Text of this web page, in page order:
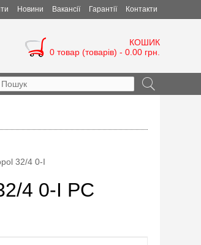
Новини Вакансії Гарантії Контакти
КОШИК
0 товар (товарів) - 0.00 грн.
32/4 0-I
4 0-I PC